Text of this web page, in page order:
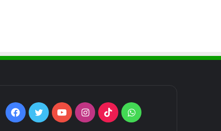
Facebook
Twitter YouTubeInstagram
TikTokWhatsApp